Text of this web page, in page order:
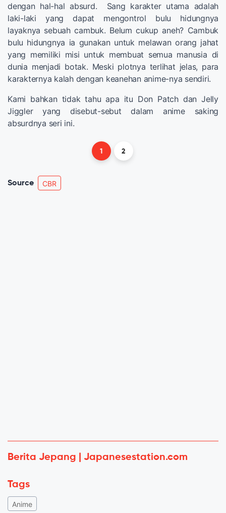
dengan hal-hal absurd. Sang karakter utama adalah
laki-laki yang dapat mengontrol bulu hidungnya
layaknya sebuah cambuk. Belum cukup aneh? Cambuk
bulu hidungnya ia gunakan untuk melawan orang jahat
yang memiliki misi untuk membuat semua manusia di
dunia menjadi botak. Meski plotnya terlihat jelas, para
karakternya kalah dengan keanehan anime-nya sendiri.
Kami bahkan tidak tahu apa itu Don Patch dan Jelly
Jiggler yang disebut-sebut dalam anime saking
absurdnya seri ini.
1 2
Source CBR
Berita Jepang | Japanesestation.com
Tags
Anime